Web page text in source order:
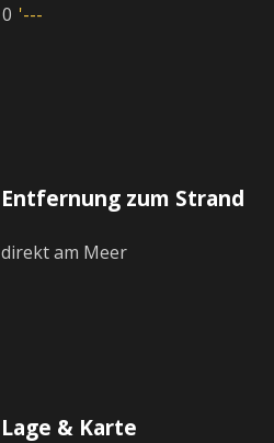
0 '---
Entfernung zum Strand
direkt am Meer
Lage & Karte